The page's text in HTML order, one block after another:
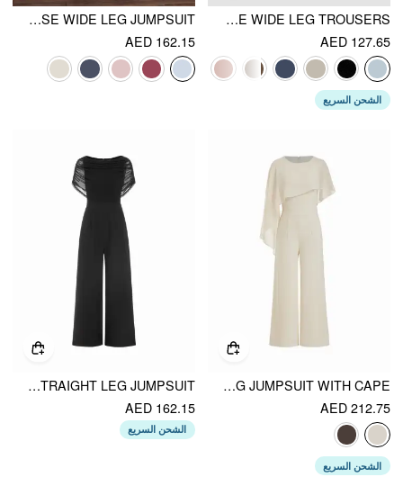
LINEN HIGH RISE WIDE LEG TROUSERS
AED 127.65
الشحن السريع
STAND COLLAR ASYMMETRICAL CLOAK SLEEVE MID RISE WIDE LEG JUMPSUIT
AED 162.15
ASYMMETRICAL CLOAK SLEEVE MID RISE WIDE LEG JUMPSUIT WITH CAPE
AED 212.75
الشحن السريع
MESH BOAT NECK RUCHED MID RISE STRAIGHT LEG JUMPSUIT
AED 162.15
الشحن السريع